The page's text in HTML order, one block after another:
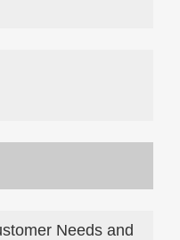
Needs and